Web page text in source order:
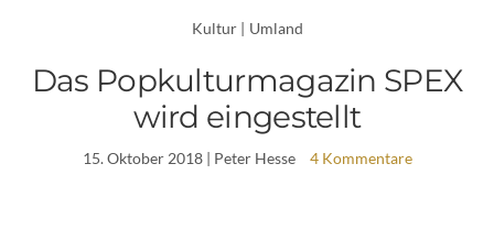
Kultur | Umland
Das Popkulturmagazin SPEX
wird eingestellt
15. Oktober 2018| Peter Hesse 4 Kommentare